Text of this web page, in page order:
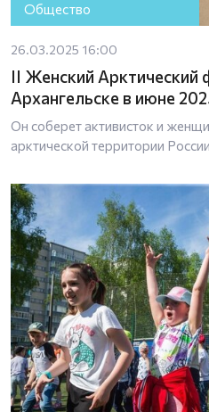
Общество
26.03.2025 16:00
II Женский Арктический
Архангельске в июне
Он соберет активисток и
арктической территории